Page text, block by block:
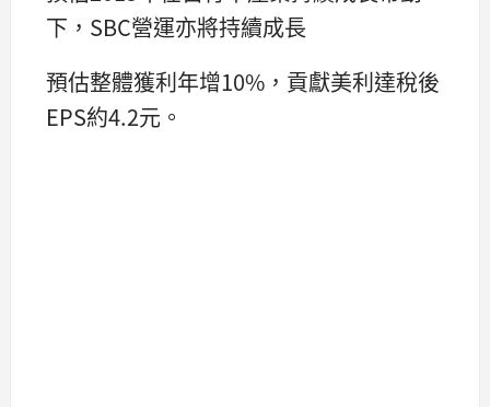
下，SBC營運亦將持續成長
預估整體獲利年增10%，貢獻美利達稅後
EPS約4.2元。